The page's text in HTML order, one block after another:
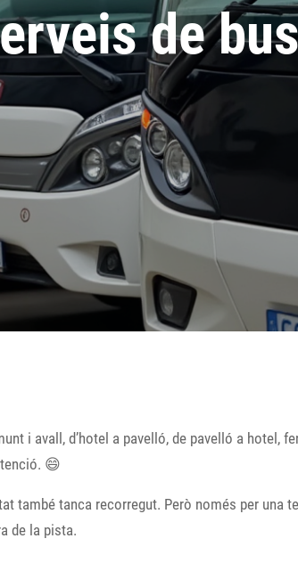
de
i avall, d’hotel a pavelló, de pavelló a hotel,
😄
també tanca recorregut. Però només per una
de la pista.